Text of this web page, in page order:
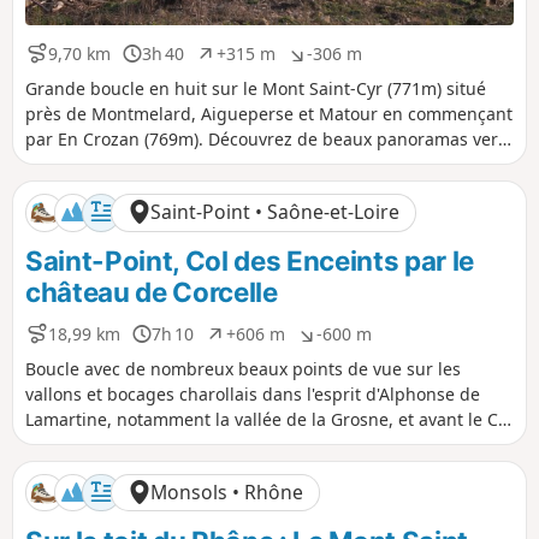
9,70 km
D
i
s
t
a
n
c
e
3h 40
D
u
r
é
e
+315 m
D
é
n
i
v
e
l
é
p
o
s
i
f
-306 m
D
é
n
i
v
e
l
é
n
é
f
Grande boucle en huit sur le Mont Saint-Cyr (771m) situé
près de Montmelard, Aigueperse et Matour en commençant
par En Crozan (769m). Découvrez de beaux panoramas vers
le Morvan, le Mont Blanc, le Mont Saint-Rigaud et le Puy de
Dôme. Cheminez entre prairies, pins Douglas, houx, hêtres
et chênes.
Saint-Point • Saône-et-Loire
Saint-Point, Col des Enceints par le
château de Corcelle
18,99 km
D
i
s
t
a
n
c
e
7h 10
D
u
r
é
e
+606 m
D
é
n
i
v
e
l
é
p
-600 m
D
é
n
i
v
e
l
é
n
Boucle avec de nombreux beaux points de vue sur les
vallons et bocages charollais dans l'esprit d'Alphonse de
Lamartine, notamment la vallée de la Grosne, et avant le Col
des Enceints, points de vue sur Berzé-la-Ville.
Monsols • Rhône